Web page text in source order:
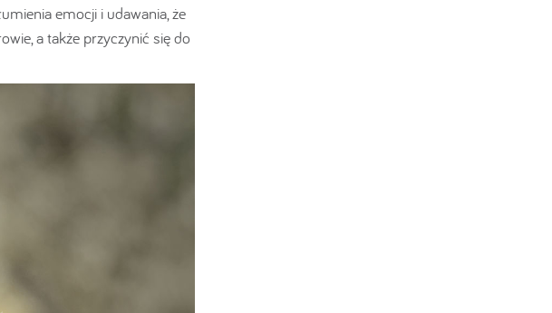
emocji i udawania, że
a także przyczynić się do